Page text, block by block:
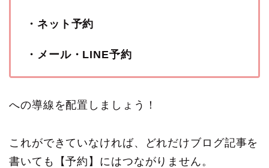
・ネット予約
・メール・LINE予約
への導線を配置しましょう！
これができていなければ、どれだけブログ記事を
書いても【予約】にはつながりません。